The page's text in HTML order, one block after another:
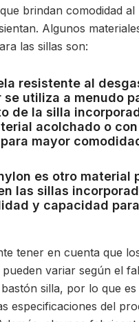
brindan comodidad al
Algunos
las sillas son:
resistente al
se utiliza a menudo
de la silla
acolchado o
mayor
es otro material
las sillas
y capacidad
tener en cuenta que
variar según el
silla, por lo que
especificaciones del